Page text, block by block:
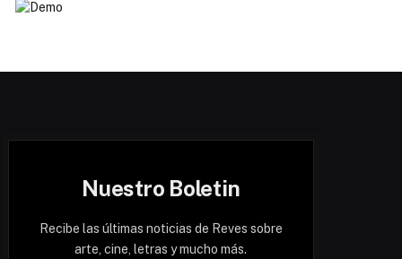
Nuestro Boletin
Recibe las últimas noticias de Reves sobre
arte, cine, letras y mucho más.